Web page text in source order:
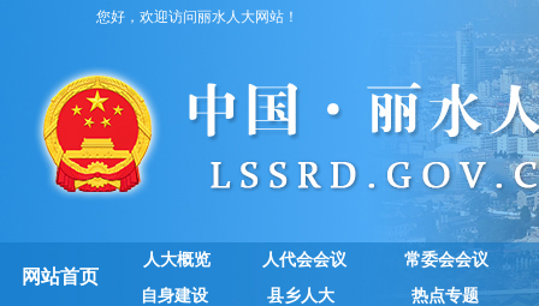
您好，欢迎访问丽水人大网站！
网站首页
人大概览 人代会会议
常委会会议
自身建设
县乡人大 热点专题